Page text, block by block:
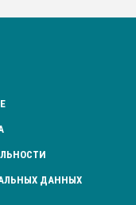
ДАННЫХ